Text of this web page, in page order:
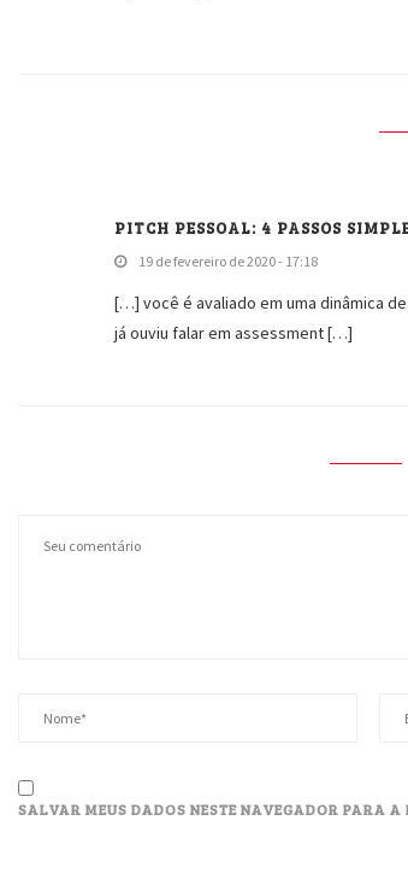
PITCH PESSOAL: 4 PASSOS
19 de fevereiro de 2020 - 17:18
[…] você é avaliado em uma dinâmica
já ouviu falar em assessment […]
SALVAR MEUS DADOS NESTE NAVEGADOR PARA